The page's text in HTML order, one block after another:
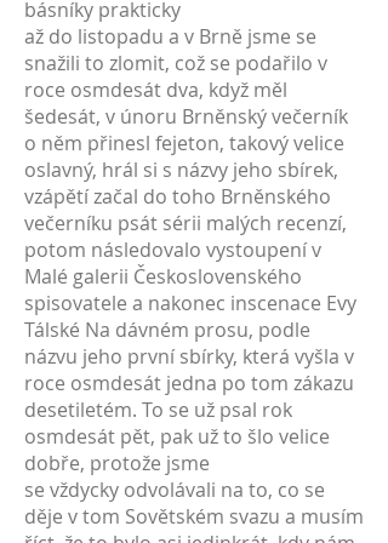
básníky prakticky
až do listopadu a v Brně jsme se
snažili to zlomit, což se podařilo v
roce osmdesát dva, když měl
šedesát, v únoru Brněnský večerník
o něm přinesl fejeton, takový velice
oslavný, hrál si s názvy jeho sbírek,
vzápětí začal do toho Brněnského
večerníku psát sérii malých recenzí,
potom následovalo vystoupení v
Malé galerii Československého
spisovatele a nakonec inscenace Evy
Tálské Na dávném prosu, podle
názvu jeho první sbírky, která vyšla v
roce osmdesát jedna po tom zákazu
desetiletém. To se už psal rok
osmdesát pět, pak už to šlo velice
dobře, protože jsme
se vždycky odvolávali na to, co se
děje v tom Sovětském svazu a musím